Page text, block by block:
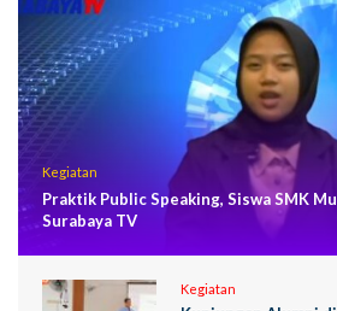
Kegiatan
Praktik Public Speaking, Siswa SMK
Surabaya TV
Kegiatan